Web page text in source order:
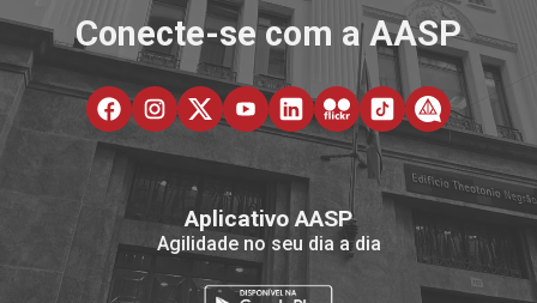
Conecte-se com a AASP
Aplicativo AASP
Agilidade no seu dia a dia